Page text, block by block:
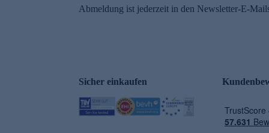
Abmeldung ist jederzeit in den Newsletter-E-
Sicher einkaufen